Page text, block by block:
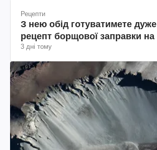
Рецепти
З нею обід готуватимете
рецепт борщової заправки
3 дні тому